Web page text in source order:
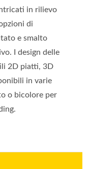
in rilievo
di
e smalto
I design delle
2D piatti, 3D
in varie
o bicolore per